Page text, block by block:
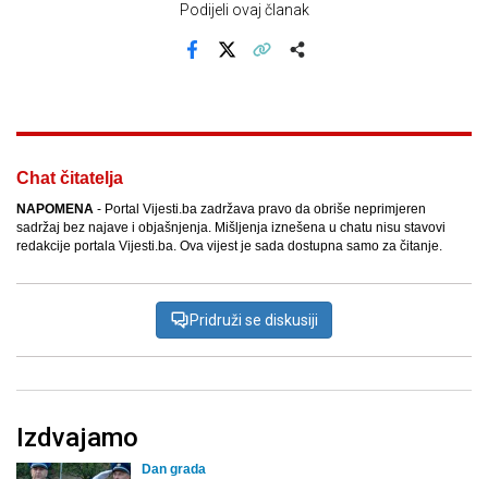
Podijeli ovaj članak
Chat čitatelja
NAPOMENA - Portal Vijesti.ba zadržava pravo da obriše neprimjeren
sadržaj bez najave i objašnjenja. Mišljenja iznešena u chatu nisu stavovi
redakcije portala Vijesti.ba. Ova vijest je sada dostupna samo za čitanje.
Pridruži se diskusiji
Izdvajamo
Dan grada